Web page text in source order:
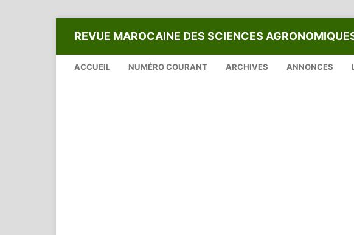
REVUE MAROCAINE DES SCIENCES
ACCUEIL NUMÉRO COURANT ARCHIVES ANNONCES